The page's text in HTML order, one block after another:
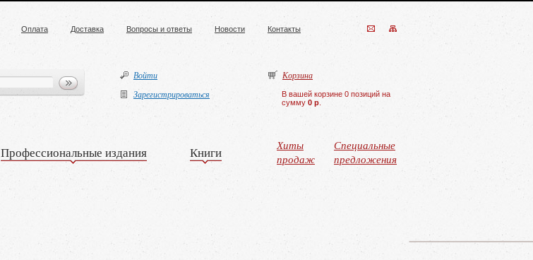
Оплата Доставка Вопросы и ответы Новости Контакты
Войти
Зарегистрироваться
Корзина
В вашей корзине 0 позиций на
сумму 0 р
Профессиональные издания Книги
Хиты
продаж
Специальные
предложения